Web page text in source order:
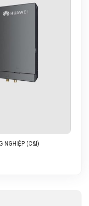
NGHIỆP (C&I)